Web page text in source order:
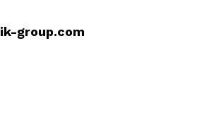
group.com